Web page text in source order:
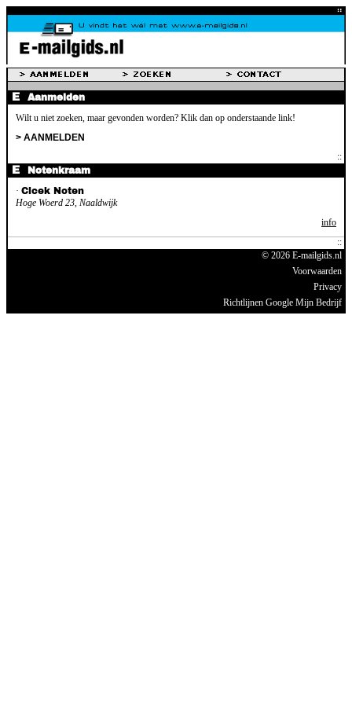
Aanmelden
Wilt u niet zoeken, maar gevonden worden? Klik dan op onderstaande link!
> AANMELDEN
Notenkraam
· Cicek Noten
Hoge Woerd 23, Naaldwijk
info
© 2026 E-mailgids.nl
Voorwaarden
Privacy
Richtlijnen Google Mijn Bedrijf